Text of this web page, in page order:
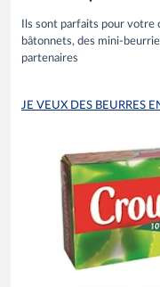
Ils sont parfaits pour votre
bâtonnets, des mini-
partenaires
JE VEUX DES BEURRES